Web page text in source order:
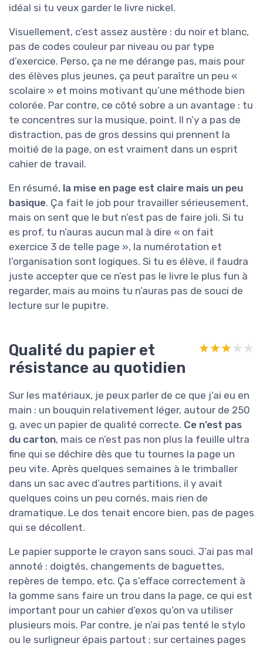
idéal si tu veux garder le livre nickel.
Visuellement, c’est assez austère : du noir et blanc,
pas de codes couleur par niveau ou par type
d’exercice. Perso, ça ne me dérange pas, mais pour
des élèves plus jeunes, ça peut paraître un peu «
scolaire » et moins motivant qu’une méthode bien
colorée. Par contre, ce côté sobre a un avantage : tu
te concentres sur la musique, point. Il n’y a pas de
distraction, pas de gros dessins qui prennent la
moitié de la page, on est vraiment dans un esprit
cahier de travail.
En résumé, la mise en page est claire mais un peu
basique. Ça fait le job pour travailler sérieusement,
mais on sent que le but n’est pas de faire joli. Si tu
es prof, tu n’auras aucun mal à dire « on fait
exercice 3 de telle page », la numérotation et
l’organisation sont logiques. Si tu es élève, il faudra
juste accepter que ce n’est pas le livre le plus fun à
regarder, mais au moins tu n’auras pas de souci de
lecture sur le pupitre.
Qualité du papier et
résistance au quotidien
★★★★★
★★★★★
Sur les matériaux, je peux parler de ce que j’ai eu en
main : un bouquin relativement léger, autour de 250
g, avec un papier de qualité correcte. Ce n’est pas
du carton, mais ce n’est pas non plus la feuille ultra
fine qui se déchire dès que tu tournes la page un
peu vite. Après quelques semaines à le trimballer
dans un sac avec d’autres partitions, il y avait
quelques coins un peu cornés, mais rien de
dramatique. Le dos tenait encore bien, pas de pages
qui se décollent.
Le papier supporte le crayon sans souci. J’ai pas mal
annoté : doigtés, changements de baguettes,
repères de tempo, etc. Ça s’efface correctement à
la gomme sans faire un trou dans la page, ce qui est
important pour un cahier d’exos qu’on va utiliser
plusieurs mois. Par contre, je n’ai pas tenté le stylo
ou le surligneur épais partout ; sur certaines pages